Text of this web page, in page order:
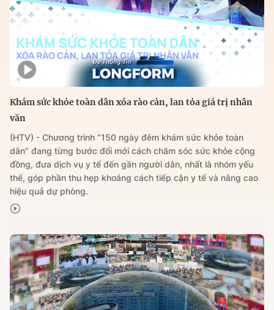
Khám sức khỏe toàn dân xóa rào cản, lan tỏa giá trị nhân
văn
(HTV) - Chương trình “150 ngày đêm khám sức khỏe toàn
dân” đang từng bước đổi mới cách chăm sóc sức khỏe cộng
đồng, đưa dịch vụ y tế đến gần người dân, nhất là nhóm yếu
thế, góp phần thu hẹp khoảng cách tiếp cận y tế và nâng cao
hiệu quả dự phòng.